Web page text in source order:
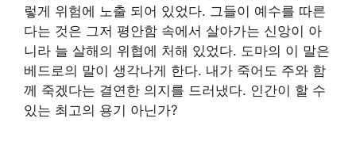
렇게 위험에 노출 되어 있었다. 그들이 예수를 따른
다는 것은 그저 평안함 속에서 살아가는 신앙이 아
니라 늘 살해의 위협에 처해 있었다. 도마의 이 말은
베드로의 말이 생각나게 한다. 내가 죽어도 주와 함
께 죽겠다는 결연한 의지를 드러냈다. 인간이 할 수
있는 최고의 용기 아닌가?